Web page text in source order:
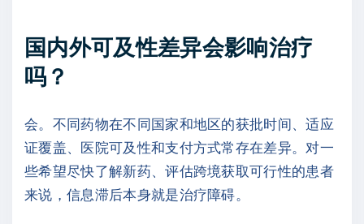
国内外可及性差异会影响治疗
吗？
会。不同药物在不同国家和地区的获批时间、适应
证覆盖、医院可及性和支付方式常存在差异。对一
些希望尽快了解新药、评估跨境获取可行性的患者
来说，信息滞后本身就是治疗障碍。